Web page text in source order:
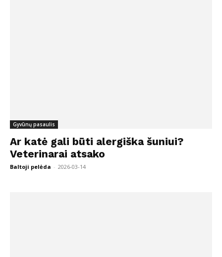
Gyvūnų pasaulis
Ar katė gali būti alergiška šuniui?
Veterinarai atsako
Baltoji pelėda - 2026-03-14